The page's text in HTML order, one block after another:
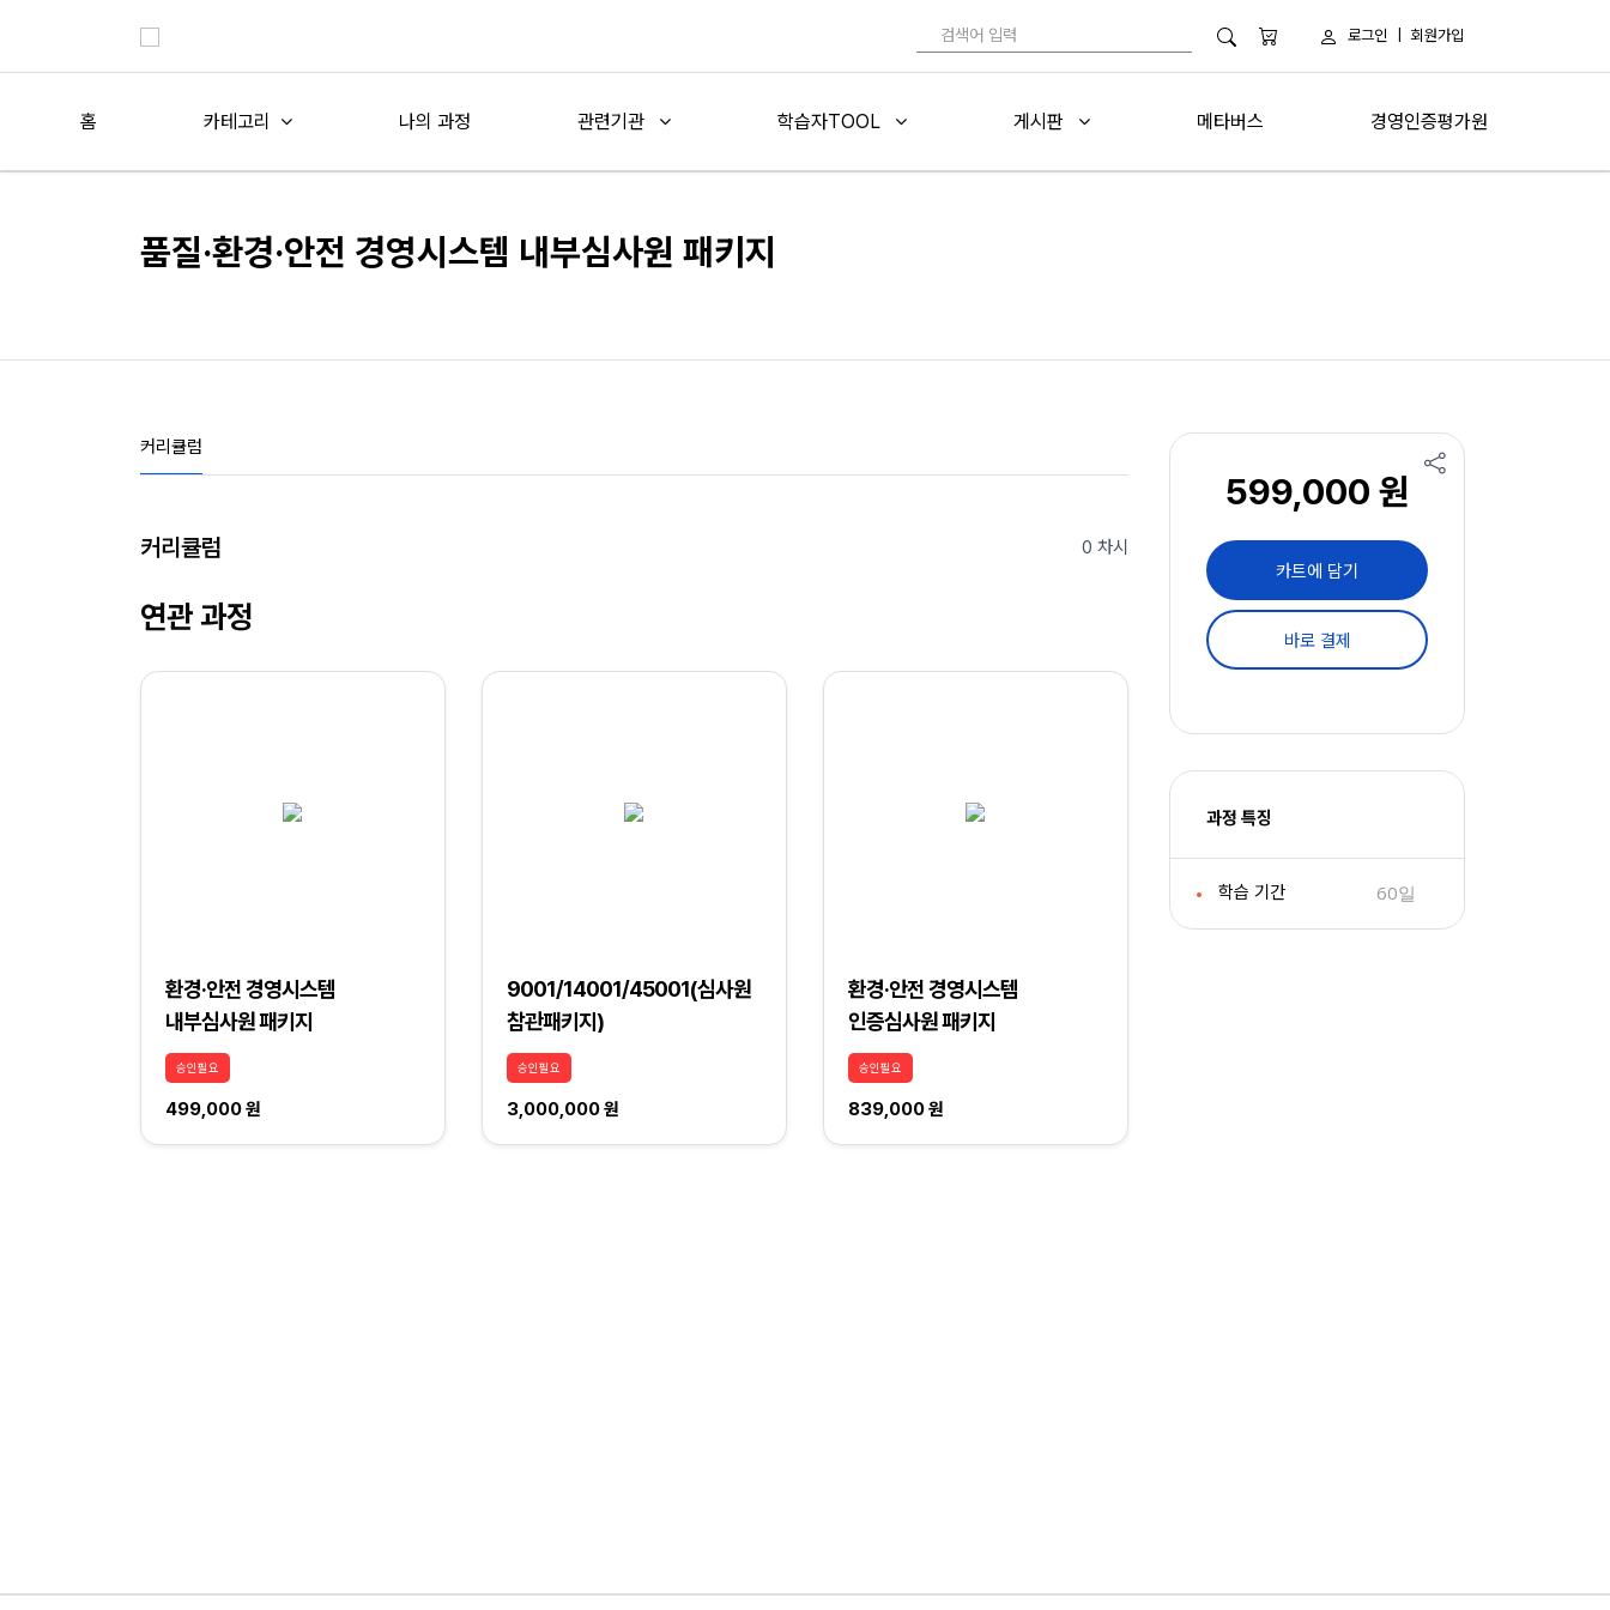
로그인 회원가입
홈 카테고리 나의 과정 관련기관 학습자TOOL 게시판 메타버스 경영인증평가원
품질·환경·안전 경영시스템 내부심사원 패키지
커리큘럼
커리큘럼 0 차시
연관 과정
환경·안전 경영시스템
내부심사원 패키지
승인필요
499,000 원
9001/14001/45001(심사원
참관패키지)
승인필요
3,000,000 원
환경·안전 경영시스템
인증심사원 패키지
승인필요
839,000 원
599,000 원
카트에 담기
바로 결제
과정 특징
학습 기간 60일